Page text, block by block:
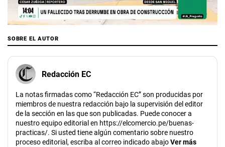
00:00 /02:12
SOBRE EL AUTOR
Redacción EC
La notas firmadas como “Redacción EC” son producidas por
miembros de nuestra redacción bajo la supervisión del editor
de la sección en las que son publicadas. Puede conocer a
nuestro equipo editorial en https://elcomercio.pe/buenas-
practicas/. Si usted tiene algún comentario sobre nuestro
proceso editorial, escriba al correo indicado abajoVer más